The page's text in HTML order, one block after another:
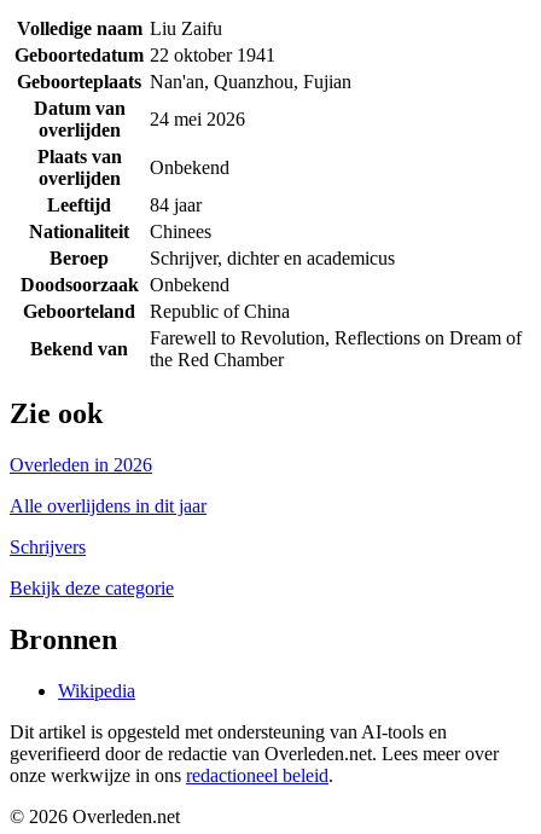
Volledige naam Liu Zaifu
Geboortedatum 22 oktober 1941
Geboorteplaats Nan'an, Quanzhou, Fujian
Datum van
overlijden
24 mei 2026
Plaats van
overlijden
Onbekend
Leeftijd
84 jaar
Nationaliteit
Chinees
Beroep
Schrijver, dichter en academicus
Doodsoorzaak Onbekend
Geboorteland
Republic of China
Bekend van
Farewell to Revolution, Reflections on Dream of
the Red Chamber
Zie ook
Overleden in 2026
Alle overlijdens in dit jaar
Schrijvers
Bekijk deze categorie
Bronnen
Wikipedia
Dit artikel is opgesteld met ondersteuning van AI-tools en
geverifieerd door de redactie van Overleden.net. Lees meer over
onze werkwijze in ons redactioneel beleid.
© 2026 Overleden.net